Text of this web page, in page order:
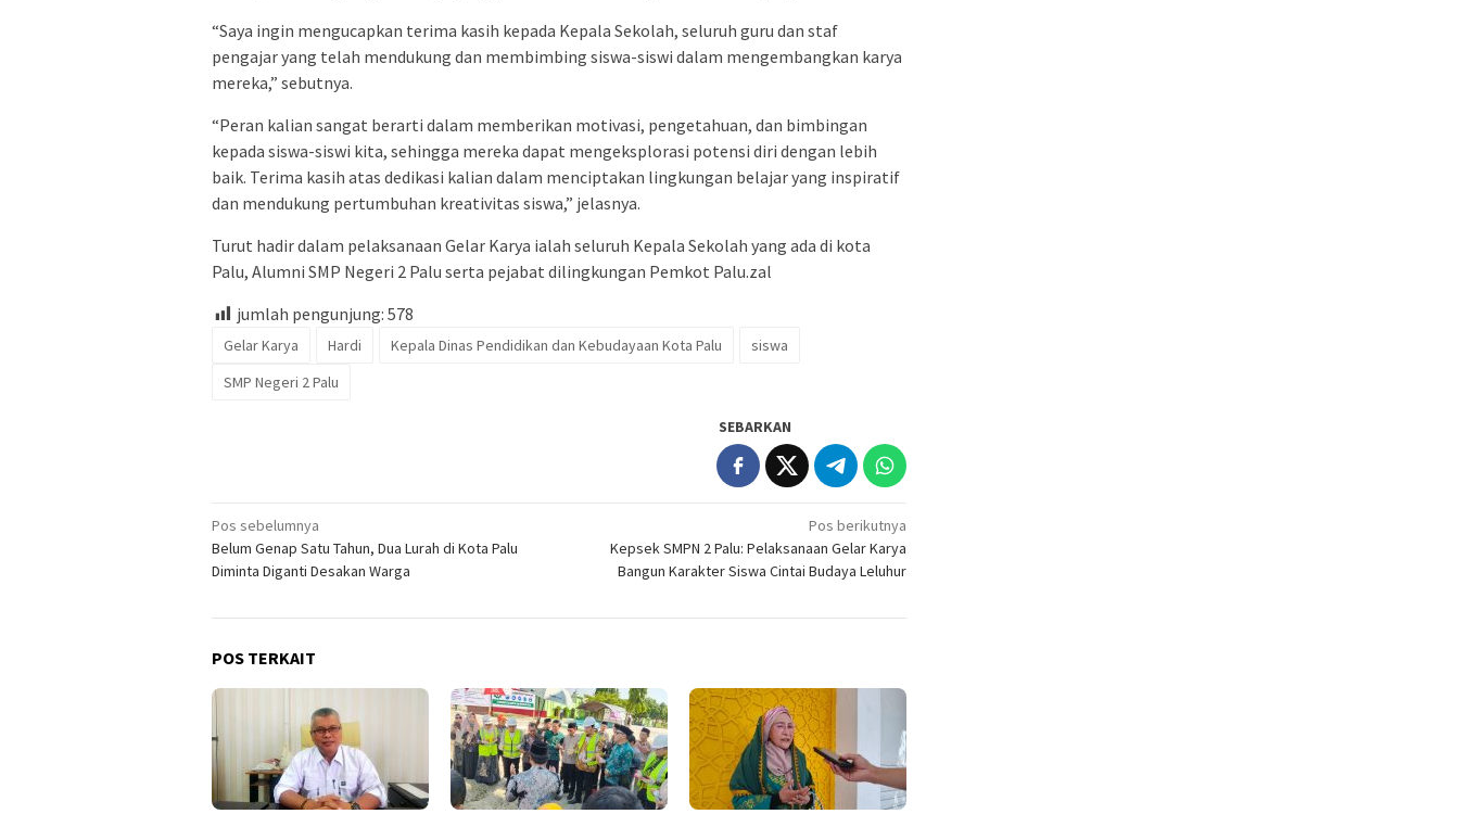
“Saya ingin mengucapkan terima kasih kepada Kepala Sekolah, seluruh guru dan staf
pengajar yang telah mendukung dan membimbing siswa-siswi dalam mengembangkan karya
mereka,” sebutnya.
“Peran kalian sangat berarti dalam memberikan motivasi, pengetahuan, dan bimbingan
kepada siswa-siswi kita, sehingga mereka dapat mengeksplorasi potensi diri dengan lebih
baik. Terima kasih atas dedikasi kalian dalam menciptakan lingkungan belajar yang inspiratif
dan mendukung pertumbuhan kreativitas siswa,” jelasnya.
Turut hadir dalam pelaksanaan Gelar Karya ialah seluruh Kepala Sekolah yang ada di kota
Palu, Alumni SMP Negeri 2 Palu serta pejabat dilingkungan Pemkot Palu.zal
jumlah pengunjung: 578
Gelar Karya Hardi Kepala Dinas Pendidikan dan Kebudayaan Kota Palu
siswa
SMP Negeri 2 Palu
SEBARKAN
Navigasi
pos
Pos sebelumnya
Belum Genap Satu Tahun, Dua Lurah di Kota Palu
Diminta Diganti Desakan Warga
Pos berikutnya
Kepsek SMPN 2 Palu: Pelaksanaan Gelar Karya
Bangun Karakter Siswa Cintai Budaya Leluhur
POS TERKAIT